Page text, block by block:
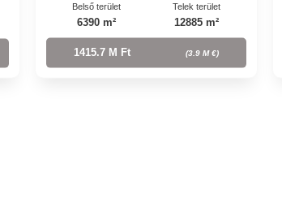
Belső terület
6390 m²
Telek terület
12885 m²
1415.7 M Ft (3.9 M €)